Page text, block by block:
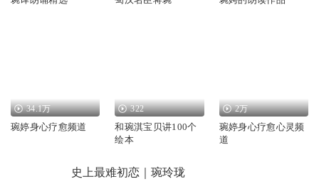
34.1万
琬婷身心疗愈频道
322
和琬淇宝贝讲100个
绘本
2万
琬婷身心疗愈心灵频
道
史上最难初恋｜琬玲珑